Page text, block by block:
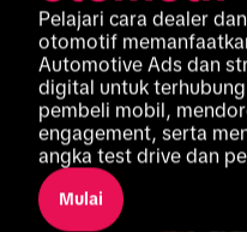
Pelajari cara dealer
otomotif
Automotive Ads dan
digital untuk
pembeli mobil,
engagement, serta
angka test drive dan
Mulai